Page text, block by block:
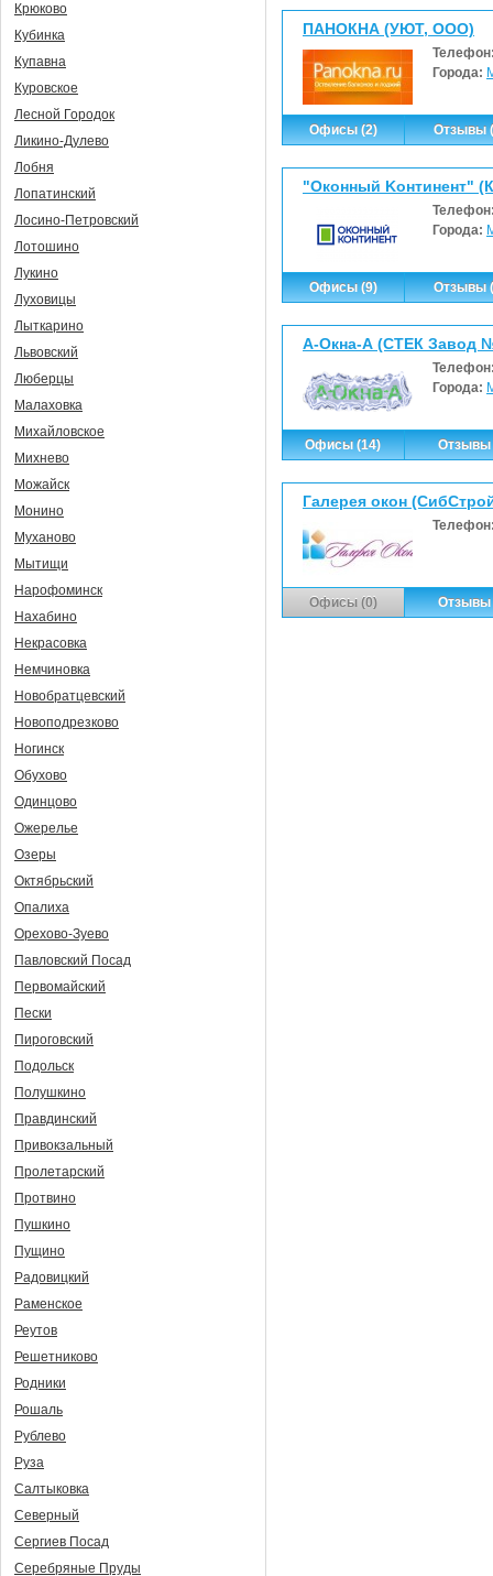
ПАНОКНА (УЮТ, ООО)
Города:
Офисы (2) Отзывы
"Oкoнный Koнтинeнт"
Города:
Офисы (9) Отзывы
А-Окна-А (СТЕК Завод
Города:
Офисы (14) Отзывы
Галерея окон
Офисы (0) Отзывы
Крюково
Кубинка
Купавна
Куровское
Лесной Городок
Ликино-Дулево
Лобня
Лопатинский
Лосино-Петровский
Лотошино
Лукино
Луховицы
Лыткарино
Львовский
Люберцы
Малаховка
Михайловское
Михнево
Можайск
Монино
Муханово
Мытищи
Нарофоминск
Нахабино
Некрасовка
Немчиновка
Новобратцевский
Новоподрезково
Ногинск
Обухово
Одинцово
Ожерелье
Озеры
Октябрьский
Опалиха
Орехово-Зуево
Павловский Посад
Первомайский
Пески
Пироговский
Подольск
Полушкино
Правдинский
Привокзальный
Пролетарский
Протвино
Пушкино
Пущино
Радовицкий
Раменское
Реутов
Решетниково
Родники
Рошаль
Рублево
Руза
Салтыковка
Северный
Сергиев Посад
Серебряные Пруды